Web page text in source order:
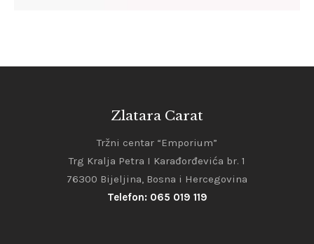
Zlatara Carat
Tržni centar “Emporium”
Trg Kralja Petra I Karađorđevića br. 1
76300 Bijeljina, Bosna i Hercegovina
Telefon: 065 019 119